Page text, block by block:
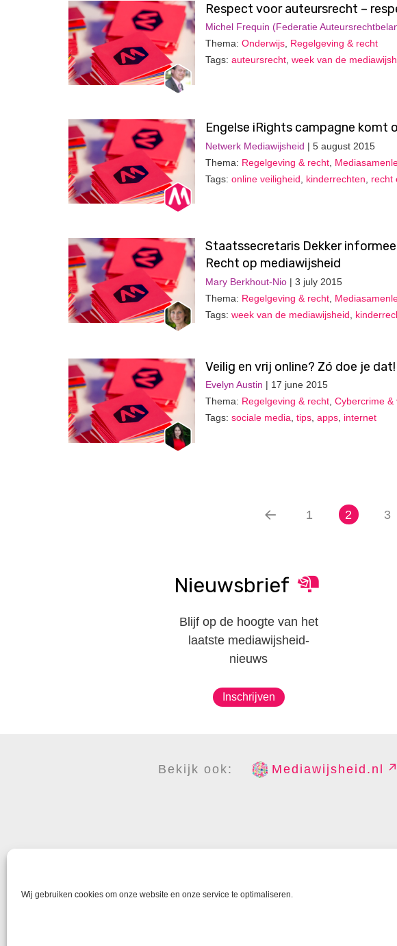
Wij gebruiken cookies om onze website en onze service te optimaliseren.
Respect voor auteursrecht –
Michel Frequin (Federatie
Thema: Onderwijs, Regelgeving & recht
Tags: auteursrecht week van de
Engelse iRights campagne komt
Netwerk Mediawijsheid | 5 august 2015
Thema: Regelgeving & recht
Tags: online veiligheid kinderrechten recht
Staatssecretaris Dekker
Recht op mediawijsheid
Mary Berkhout-Nio | 3 july 2015
Thema: Regelgeving & recht
Tags: week van de mediawijsheid
Veilig en vrij online? Zó doe je dat!
Evelyn Austin | 17 june 2015
Thema: Regelgeving & recht Cybercrime &
Tags: sociale media tips apps internet
1 2 3
Nieuwsbrief
Blijf op de hoogte van het
laatste mediawijsheid-
nieuws
Inschrijven
Bekijk ook: Mediawijsheid.nl